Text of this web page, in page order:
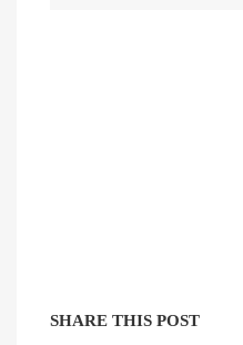
SHARE THIS POST